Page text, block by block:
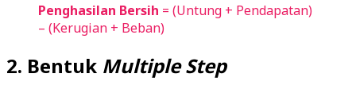
Penghasilan Bersih = (Untung + Pendapatan)
– (Kerugian + Beban)
2. Bentuk Multiple Step